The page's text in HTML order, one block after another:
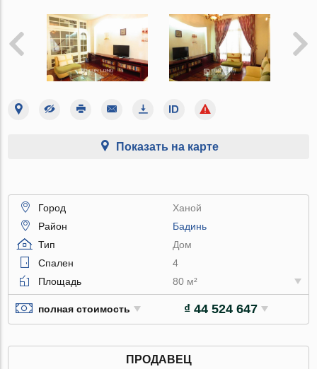
Показать на карте
Город
Ханой
Район
Бадинь
Тип
Дом
Спален
4
Площадь
80 м²
полная стоимость ₫ 44 524 647
ПРОДАВЕЦ